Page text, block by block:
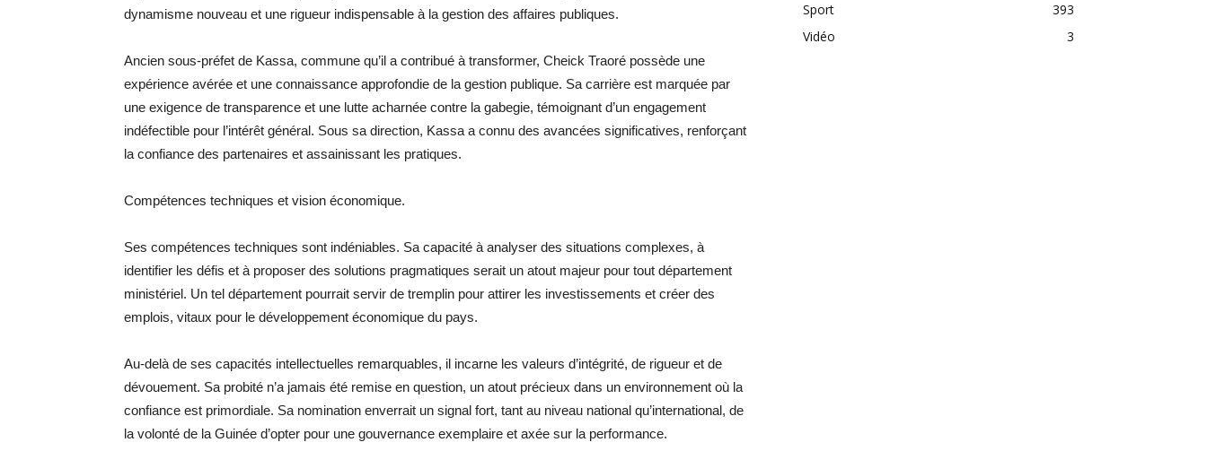
dynamisme nouveau et une rigueur indispensable à la gestion des affaires publiques.
Ancien sous-préfet de Kassa, commune qu’il a contribué à transformer, Cheick Traoré possède une
expérience avérée et une connaissance approfondie de la gestion publique. Sa carrière est marquée par
une exigence de transparence et une lutte acharnée contre la gabegie, témoignant d’un engagement
indéfectible pour l’intérêt général. Sous sa direction, Kassa a connu des avancées significatives, renforçant
la confiance des partenaires et assainissant les pratiques.
Compétences techniques et vision économique.
Ses compétences techniques sont indéniables. Sa capacité à analyser des situations complexes, à
identifier les défis et à proposer des solutions pragmatiques serait un atout majeur pour tout département
ministériel. Un tel département pourrait servir de tremplin pour attirer les investissements et créer des
emplois, vitaux pour le développement économique du pays.
Au-delà de ses capacités intellectuelles remarquables, il incarne les valeurs d’intégrité, de rigueur et de
dévouement. Sa probité n’a jamais été remise en question, un atout précieux dans un environnement où la
confiance est primordiale. Sa nomination enverrait un signal fort, tant au niveau national qu’international, de
la volonté de la Guinée d’opter pour une gouvernance exemplaire et axée sur la performance.
Sport
393
Vidéo
3